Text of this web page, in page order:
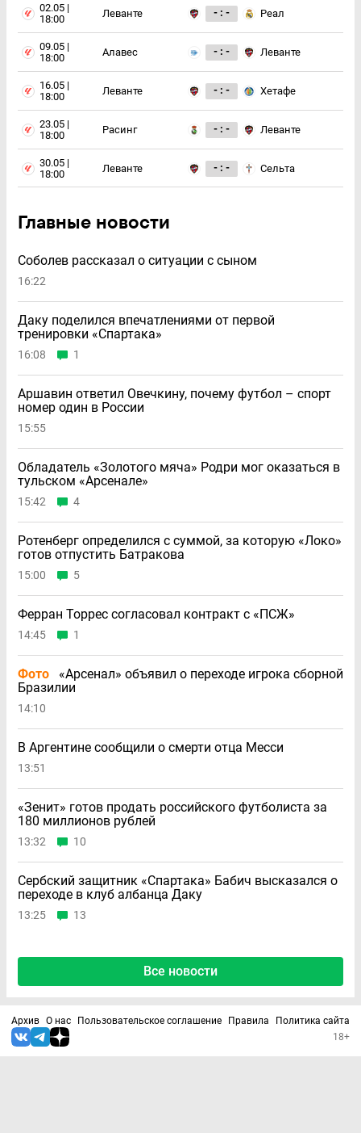
02.05 |
18:00
Леванте - : - Реал
09.05 |
18:00
Алавес - : - Леванте
16.05 |
18:00
Леванте - : - Хетафе
23.05 |
18:00
Расинг - : - Леванте
30.05 |
18:00
Леванте - : - Сельта
Главные новости
Соболев рассказал о ситуации с сыном
16:22
Даку поделился впечатлениями от первой
тренировки «Спартака»
16:08 1
Аршавин ответил Овечкину, почему футбол – спорт
номер один в России
15:55
Обладатель «Золотого мяча» Родри мог оказаться в
тульском «Арсенале»
15:42 4
Ротенберг определился с суммой, за которую «Локо»
готов отпустить Батракова
15:00 5
Ферран Торрес согласовал контракт с «ПСЖ»
14:45 1
Фото
«Арсенал» объявил о переходе игрока сборной
Бразилии
14:10
В Аргентине сообщили о смерти отца Месси
13:51
«Зенит» готов продать российского футболиста за
180 миллионов рублей
13:32 10
Сербский защитник «Спартака» Бабич высказался о
переходе в клуб албанца Даку
13:25 13
Все новости
Архив О нас Пользовательское соглашение Правила
Политика сайта
18+